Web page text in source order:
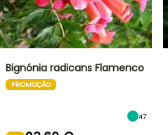
Bignónia radicans Flamenco
PROMOÇÃO
47